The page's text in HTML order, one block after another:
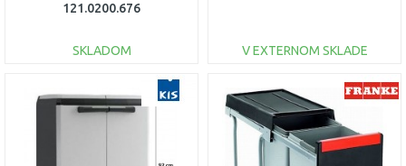
121.0200.676
SKLADOM V EXTERNOM SKLADE
DO KOŠÍKA
Porovnať